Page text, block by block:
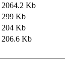
2064.2 Kb
299 Kb
204 Kb
206.6 Kb